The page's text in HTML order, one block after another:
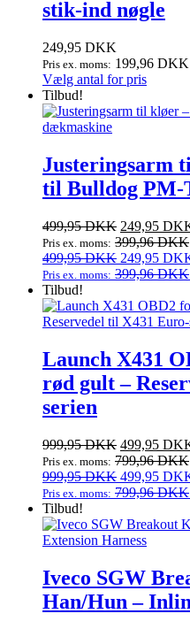
stik‑ind nøgle
249,95 DKK
Pris ex. moms: 199,96 DKK
Vælg antal for prisDette
har
kan
vælges
Tilbud!
Justeringsarm
til Bulldog
499,95DKK Den
oprindelige
pris
var:
249,95
Pris ex. moms: 399,96DKK
499,95DKK Den
oprindelige
var:
499,95
249,95
Pris ex. moms: 399,96DKK
Tilbud!
Launch X431
rød gult –
serien
999,95DKK Den
oprindelige
pris
var:
499,95
Pris ex. moms: 799,96DKK
999,95DKK Den
oprindelige
var:
999,95 DKK.
499,95
Pris ex. moms: 799,96DKK
Tilbud!
Iveco SGW
Han/Hun –